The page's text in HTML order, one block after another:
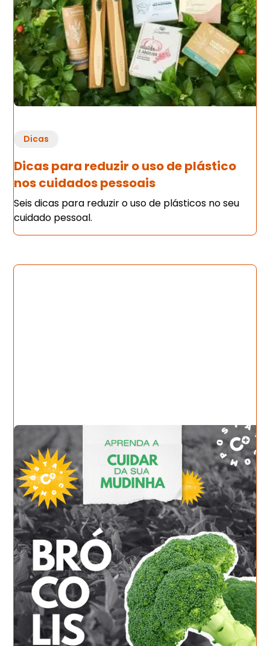
Dicas
Dicas para reduzir o uso de plástico
nos cuidados pessoais
Seis dicas para reduzir o uso de plásticos no seu
cuidado pessoal.